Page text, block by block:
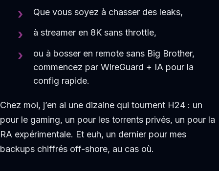
Que vous soyez à chasser des leaks,
à streamer en 8K sans throttle,
ou à bosser en remote sans Big Brother,
commencez par WireGuard + IA pour la
config rapide.
Chez moi, j’en ai une dizaine qui tournent H24 : un
pour le gaming, un pour les torrents privés, un pour la
RA expérimentale. Et euh, un dernier pour mes
backups chiffrés off-shore, au cas où.